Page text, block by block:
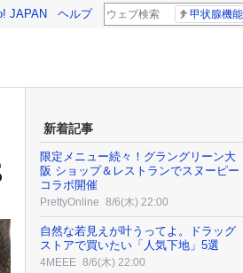
JAPAN ヘルプ
新着記事
限定メニュー続々！グラングリーン大
阪 ショップ＆レストランでスヌーピー
コラボ開催
PrettyOnline 8/6(木) 22:00
自然な若見えが叶うってよ。ドラッグ
ストアで買いたい「人気下地」5選
4MEEE 8/6(木) 22:00